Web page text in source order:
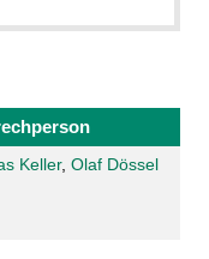
Keller, Olaf Dössel